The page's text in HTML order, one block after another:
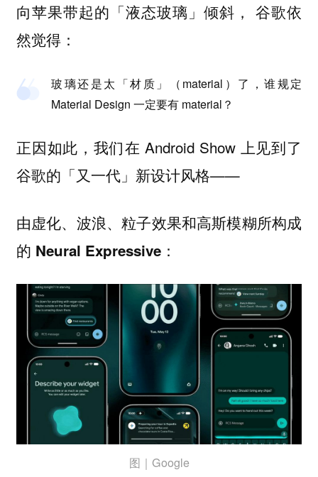
向苹果带起的「液态玻璃」倾斜， 谷歌依
然觉得：
玻璃还是太「材质」（material）了，谁规定
Material Design 一定要有 material？
正因如此，我们在 Android Show 上见到了
谷歌的「又一代」新设计风格——
由虚化、波浪、粒子效果和高斯模糊所构成
的 Neural Expressive：
图｜Google